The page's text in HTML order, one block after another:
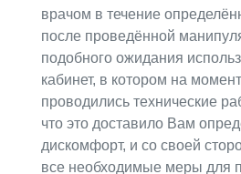
врачом в течение
после проведённой
подобного ожидания
кабинет, в котором на
проводились технические
что это доставило Вам
дискомфорт, и со своей
все необходимые меры для